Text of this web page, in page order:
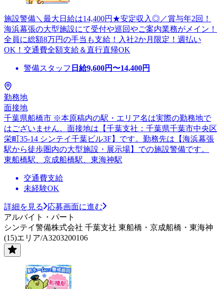
施設警備＼最大日給は14,400円★安定収入◎／賞与年2回！
海浜幕張の大型施設にて受付や巡回やご案内業務がメイン！
全員に総額8万円の手当も支給！入社2か月限定！週払い
OK！交通費全額支給＆直行直帰OK
警備スタッフ 日給9,600円〜14,400円
勤務地
面接地
千葉県船橋市 ※本原稿内の駅・エリア名は実際の勤務地で
はございません。面接地は【千葉支社：千葉県千葉市中央区
栄町35-14 シンテイ千葉ビル3F】です。勤務先は【海浜幕張
駅から徒歩圏内の大型施設・展示場】での施設警備です。
東船橋駅、京成船橋駅、東海神駅
交通費支給
未経験OK
詳細を見る
応募画面に進む
アルバイト・パート
シンテイ警備株式会社 千葉支社 東船橋・京成船橋・東海神
(15)エリア/A3203200106